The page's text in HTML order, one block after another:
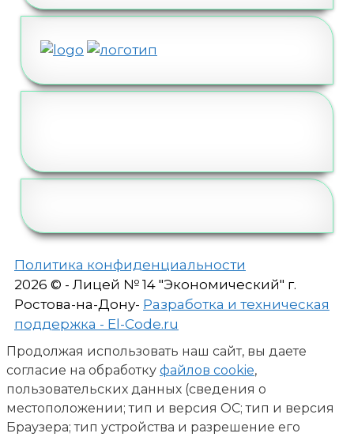
Политика конфиденциальности
2026 © - Лицей № 14 "Экономический" г.
Ростова-на-Дону- Разработка и техническая
поддержка - El-Code.ru
Продолжая использовать наш сайт, вы даете
согласие на обработку файлов cookie,
пользовательских данных (сведения о
местоположении; тип и версия ОС; тип и версия
Браузера; тип устройства и разрешение его